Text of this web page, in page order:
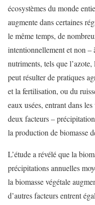
écosystèmes du monde
augmente dans certaines
le même temps, de
intentionnellement et non –
nutriments, tels que
peut résulter de pratiques
et la fertilisation, ou du
eaux usées, entrant dans
deux facteurs –
la production de biomasse
L’étude a révélé que la
précipitations annuelles
la biomasse végétale
d’autres facteurs entrent